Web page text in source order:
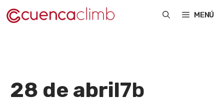
Saltar
al
MENÚ
28 de abril7b